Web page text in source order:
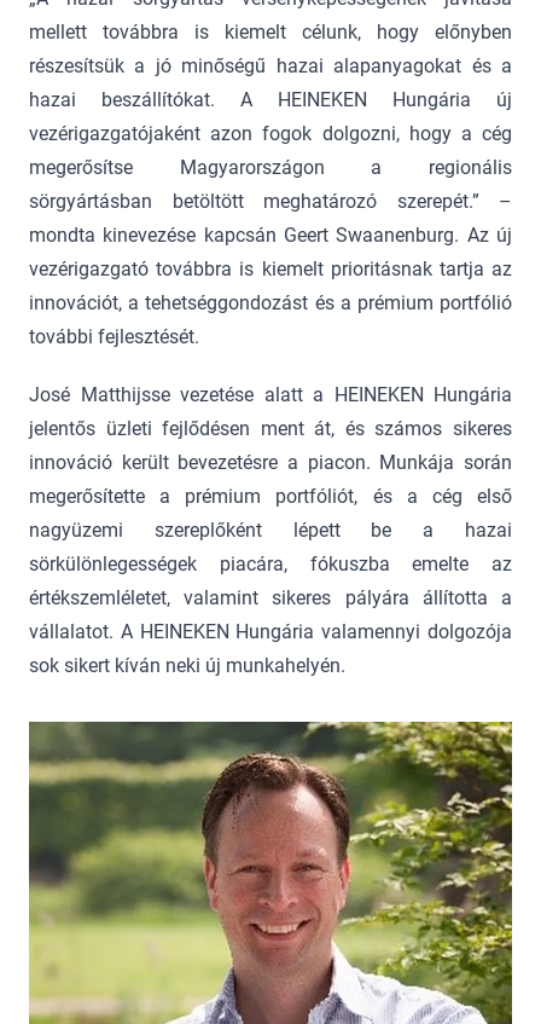
mellett továbbra is kiemelt célunk, hogy előnyben
részesítsük a jó minőségű hazai alapanyagokat és a
hazai beszállítókat. A HEINEKEN Hungária új
vezérigazgatójaként azon fogok dolgozni, hogy a cég
megerősítse Magyarországon a regionális
sörgyártásban betöltött meghatározó szerepét.” –
mondta kinevezése kapcsán Geert Swaanenburg. Az új
vezérigazgató továbbra is kiemelt prioritásnak tartja az
innovációt, a tehetséggondozást és a prémium portfólió
további fejlesztését.
José Matthijsse vezetése alatt a HEINEKEN Hungária
jelentős üzleti fejlődésen ment át, és számos sikeres
innováció került bevezetésre a piacon. Munkája során
megerősítette a prémium portfóliót, és a cég első
nagyüzemi szereplőként lépett be a hazai
sörkülönlegességek piacára, fókuszba emelte az
értékszemléletet, valamint sikeres pályára állította a
vállalatot. A HEINEKEN Hungária valamennyi dolgozója
sok sikert kíván neki új munkahelyén.